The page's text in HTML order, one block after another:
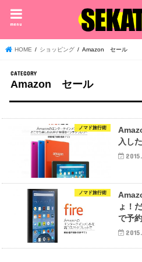
menu
HOME ショッピング Amazon セール
Amazon セール
ノマド旅行術
入し
ノマド旅行術
ょ！
で予